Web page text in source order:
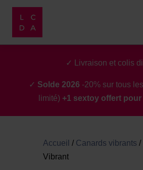
✓ Livraison et colis
✓ Solde 2026 -20% sur tous
limité) +1 sextoy offert pour
Accueil / Canards vibrants /
Vibrant